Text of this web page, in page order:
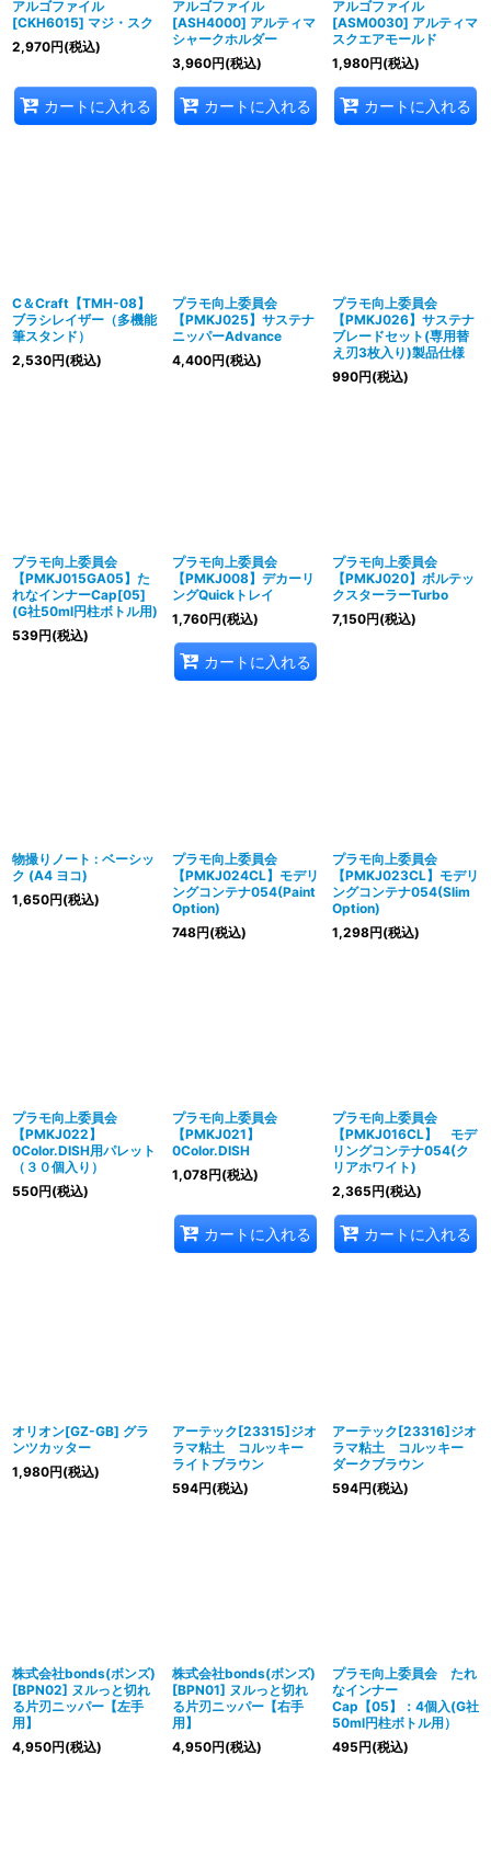
アルゴファイル
[CKH6015] マジ・スク
2,970円(税込)
カートに入れる
アルゴファイル
[ASH4000] アルティマ
シャークホルダー
3,960円(税込)
カートに入れる
アルゴファイル
[ASM0030] アルティマ
スクエアモールド
1,980円(税込)
カートに入れる
C＆Craft【TMH-08】
ブラシレイザー（多機能
筆スタンド）
2,530円(税込)
プラモ向上委員会
【PMKJ025】サステナ
ニッパーAdvance
4,400円(税込)
プラモ向上委員会
【PMKJ026】サステナ
ブレードセット(専用替
え刃3枚入り)製品仕様
990円(税込)
プラモ向上委員会
【PMKJ015GA05】た
れなインナーCap[05]
(G社50ml円柱ボトル用)
539円(税込)
プラモ向上委員会
【PMKJ008】デカーリ
ングQuickトレイ
1,760円(税込)
カートに入れる
プラモ向上委員会
【PMKJ020】ボルテッ
クスターラーTurbo
7,150円(税込)
物撮りノート : ベーシッ
ク (A4 ヨコ)
1,650円(税込)
プラモ向上委員会
【PMKJ024CL】モデリ
ングコンテナ054(Paint
Option)
748円(税込)
プラモ向上委員会
【PMKJ023CL】モデリ
ングコンテナ054(Slim
Option)
1,298円(税込)
プラモ向上委員会
【PMKJ022】
0Color.DISH用パレット
（３０個入り）
550円(税込)
プラモ向上委員会
【PMKJ021】
0Color.DISH
1,078円(税込)
カートに入れる
プラモ向上委員会
【PMKJ016CL】 モデ
リングコンテナ054(ク
リアホワイト)
2,365円(税込)
カートに入れる
オリオン[GZ-GB] グラ
ンツカッター
1,980円(税込)
アーテック[23315]ジオ
ラマ粘土 コルッキー
ライトブラウン
594円(税込)
アーテック[23316]ジオ
ラマ粘土 コルッキー
ダークブラウン
594円(税込)
株式会社bonds(ボンズ)
[BPN02] ヌルっと切れ
る片刃ニッパー【左手
用】
4,950円(税込)
株式会社bonds(ボンズ)
[BPN01] ヌルっと切れ
る片刃ニッパー【右手
用】
4,950円(税込)
プラモ向上委員会 たれ
なインナー
Cap【05】：4個入(G社
50ml円柱ボトル用）
495円(税込)